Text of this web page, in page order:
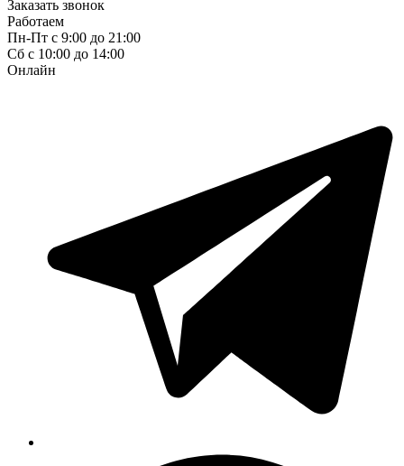
Заказать звонок
Работаем
Пн-Пт с 9:00 до 21:00
Сб с 10:00 до 14:00
Онлайн